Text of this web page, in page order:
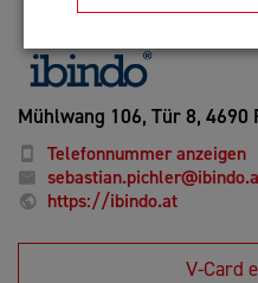
Mühlwang 106, Tür 8, 4690
Telefonnummer anzeigen
https://ibindo.at
V-Card